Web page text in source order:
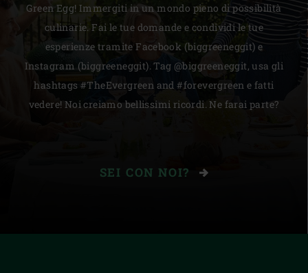
Green Egg! Immergiti in un mondo pieno di possibilità
culinarie. Fai le tue domande e condividi le tue
esperienze tramite Facebook (biggreeneggit) e
Instagram (biggreeneggit). Tag @biggreeneggit, usa gli
hashtags #TheEvergreen and #forevergreen e fatti
vedere! Noi creiamo bellissimi ricordi. Ne farai parte?
SEI CON NOI?